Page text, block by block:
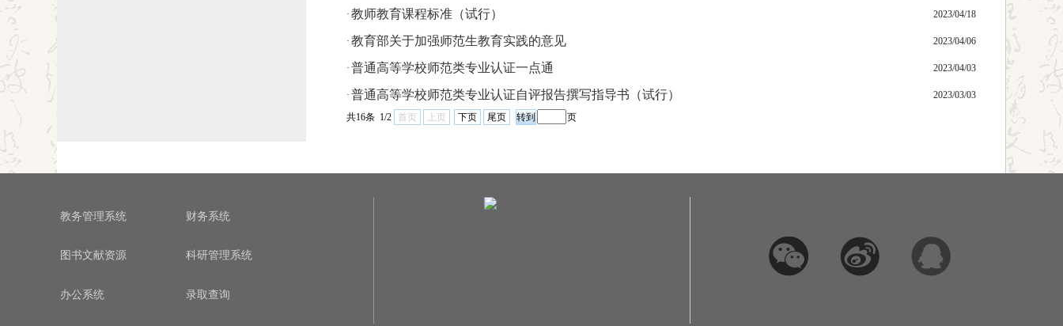
· 教师教育课程标准（试行） 2023/04/18
· 教育部关于加强师范生教育实践的意见 2023/04/06
· 普通高等学校师范类专业认证一点通 2023/04/03
· 普通高等学校师范类专业认证自评报告撰写指导书（试行）
2023/03/03
共16条 1/2 首页 上页 下页 尾页 页
教务管理系统 财务系统
图书文献资源 科研管理系统
办公系统 录取查询